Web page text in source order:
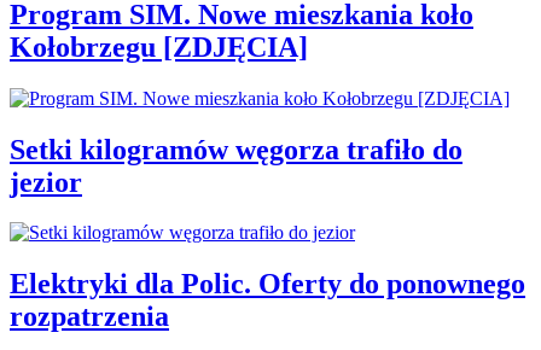
Program SIM. Nowe mieszkania koło
Kołobrzegu [ZDJĘCIA]
Setki kilogramów węgorza trafiło do
jezior
Elektryki dla Polic. Oferty do ponownego
rozpatrzenia